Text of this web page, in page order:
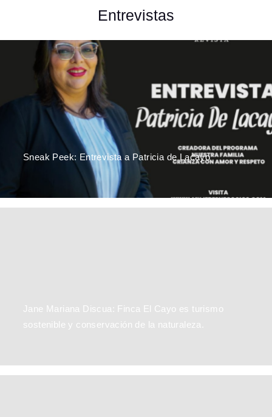
Andrea Cabrera: Empoderando a las Mujeres en Guatemala
Entrevistas
Sneak Peek: Entrevista a Patricia de Lacayo
Jane Mariana Discua: Finca El Cayo es turismo
sostenible y conservación de la naturaleza.